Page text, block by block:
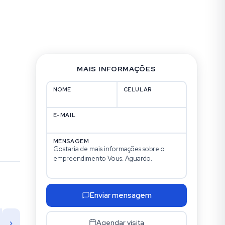
MAIS INFORMAÇÕES
NOME CELULAR
E-MAIL
MENSAGEM
Enviar mensagem
Agendar visita